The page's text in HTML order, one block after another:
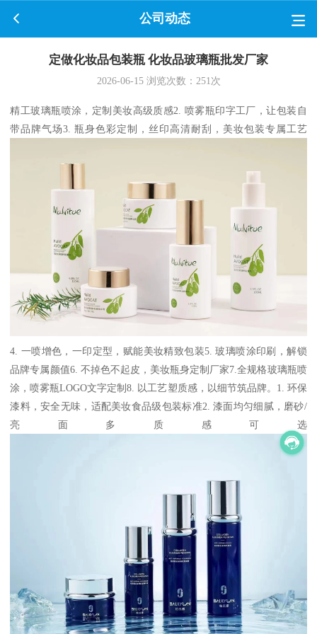
公司动态
定做化妆品包装瓶 化妆品玻璃瓶批发厂家
2026-06-15浏览次数： 251次
精工玻璃瓶喷涂，定制美妆高级质感2. 喷雾瓶印字工厂，让包装自
带品牌气场3. 瓶身色彩定制，丝印高清耐刮，美妆包装专属工艺
4. 一喷增色，一印定型，赋能美妆精致包装5. 玻璃喷涂印刷，解锁
品牌专属颜值6. 不掉色不起皮，美妆瓶身定制厂家7.全规格玻璃瓶喷
涂，喷雾瓶LOGO文字定制8. 以工艺塑质感，以细节筑品牌。1. 环保
漆料，安全无味，适配美妆食品级包装标准2. 漆面均匀细腻，磨砂/
亮面多质感可选